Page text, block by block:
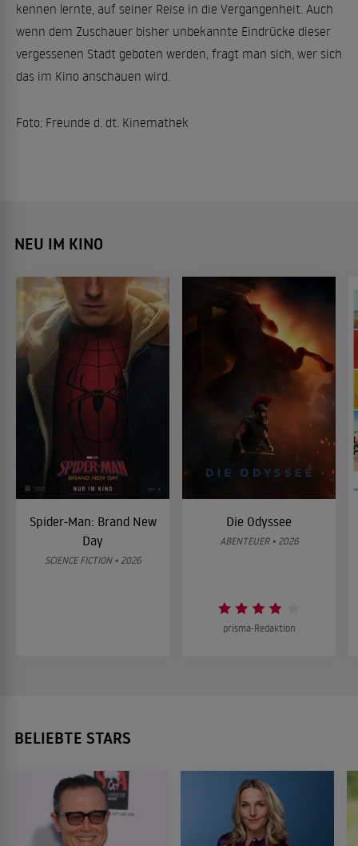
kennen lernte, auf seiner Reise in die Vergangenheit. Auch
wenn dem Zuschauer bisher unbekannte Eindrücke dieser
vergessenen Stadt geboten werden, fragt man sich, wer sich
das im Kino anschauen wird.
Foto: Freunde d. dt. Kinemathek
NEU IM KINO
Spider-Man: Brand New
Day
SCIENCE FICTION • 2026
Die Odyssee
ABENTEUER • 2026
prisma-Redaktion
BELIEBTE STARS